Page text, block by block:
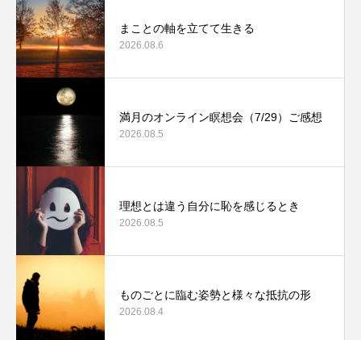
まことの軸を立てて生きる
2026.08.6
満月のオンライン瞑想会（7/29）ご感想
2026.08.5
理想とは違う自分に恥を感じるとき
2026.08.5
ものごとに臨む姿勢と様々な抵抗の形
2026.08.4